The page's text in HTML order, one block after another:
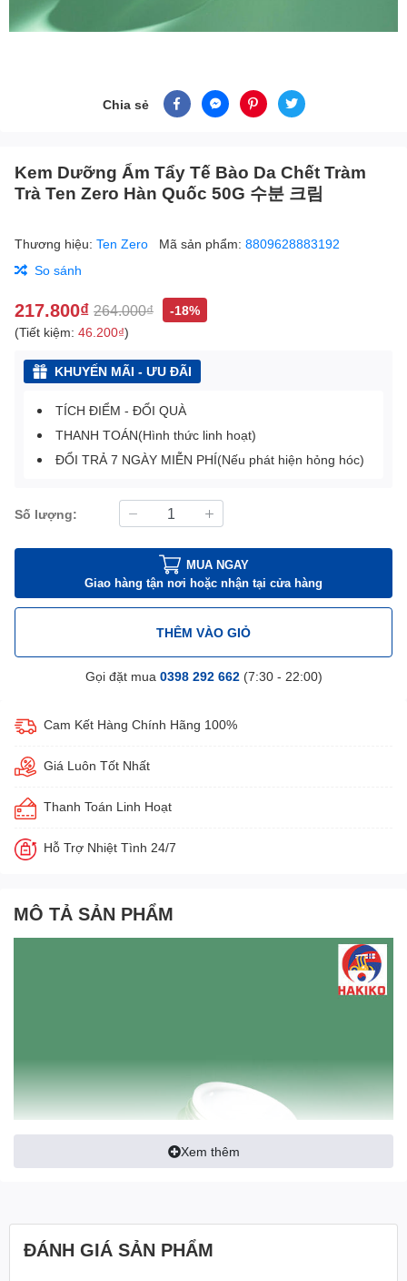
Chia sẻ
Kem Dưỡng Ẩm Tẩy Tế Bào Da Chết Tràm
Trà Ten Zero Hàn Quốc 50G 수분 크림
Thương hiệu: Ten Zero Mã sản phẩm: 8809628883192
So sánh
217.800₫ 264.000₫
-18%
(Tiết kiệm: 46.200₫)
KHUYẾN MÃI - ƯU ĐÃI
TÍCH ĐIỂM - ĐỔI QUÀ
THANH TOÁN(Hình thức linh hoạt)
ĐỔI TRẢ 7 NGÀY MIỄN PHÍ(Nếu phát hiện hỏng hóc)
Số lượng:
MUA NGAY
Giao hàng tận nơi hoặc nhận tại cửa hàng
THÊM VÀO GIỎ
Gọi đặt mua 0398 292 662(7:30 - 22:00)
Cam Kết Hàng Chính Hãng 100%
Giá Luôn Tốt Nhất
Thanh Toán Linh Hoạt
Hỗ Trợ Nhiệt Tình 24/7
MÔ TẢ SẢN PHẨM
Xem thêm
ĐÁNH GIÁ SẢN PHẨM